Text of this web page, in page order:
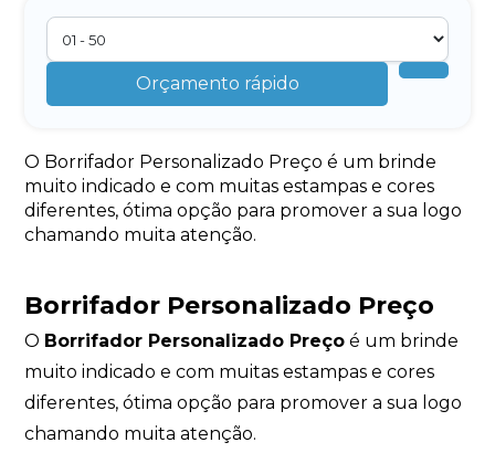
Orçamento rápido
O Borrifador Personalizado Preço é um brinde
muito indicado e com muitas estampas e cores
diferentes, ótima opção para promover a sua logo
chamando muita atenção.
Borrifador Personalizado Preço
O Borrifador Personalizado Preço é um brinde
muito indicado e com muitas estampas e cores
diferentes, ótima opção para promover a sua logo
chamando muita atenção.